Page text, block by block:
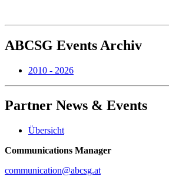
ABCSG Events Archiv
2010 - 2026
Partner News & Events
Übersicht
Communications Manager
communication@abcsg.at